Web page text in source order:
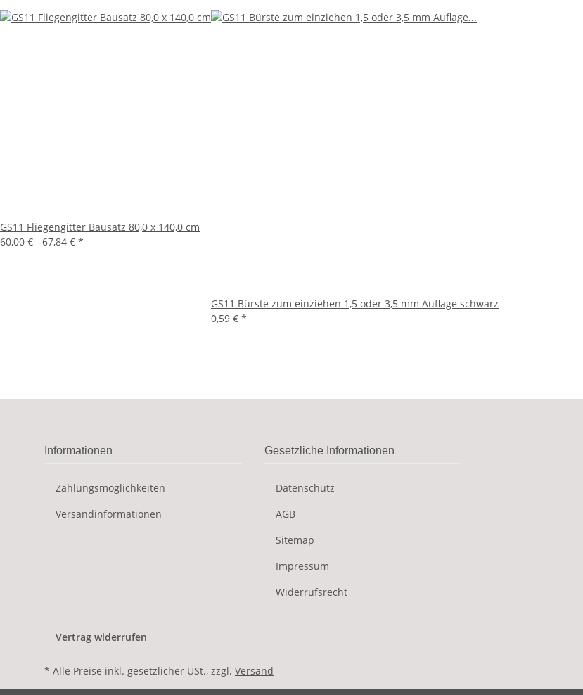
GS11 Fliegengitter Bausatz 80,0 x 140,0 cm
60,00 € - 67,84 € *
GS11 Bürste zum einziehen 1,5 oder 3,5 mm Auflage schwarz
0,59 € *
Informationen
Zahlungsmöglichkeiten
Versandinformationen
Gesetzliche Informationen
Datenschutz
AGB
Sitemap
Impressum
Widerrufsrecht
Vertrag widerrufen
* Alle Preise inkl. gesetzlicher USt., zzgl. Versand